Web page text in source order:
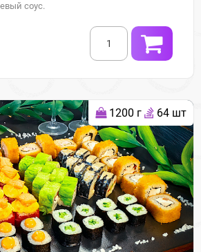
соус.
1200 г 64 шт